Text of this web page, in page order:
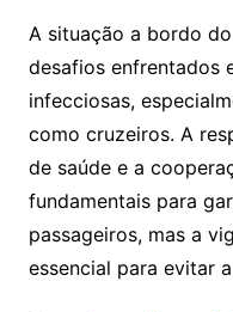
A situação a bordo
desafios enfrentados
infecciosas,
como cruzeiros. A
de saúde e a
fundamentais para
passageiros, mas a
essencial para evitar